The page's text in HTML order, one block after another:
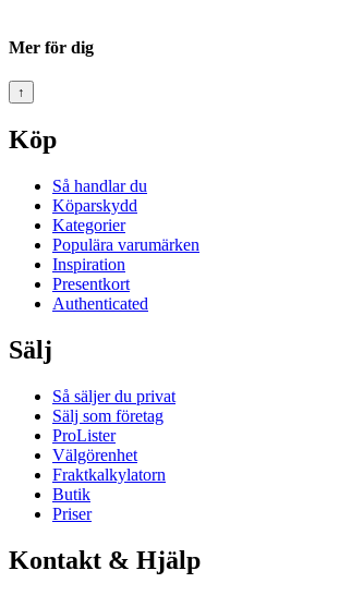
Mer för dig
↑
Köp
Så handlar du
Köparskydd
Kategorier
Populära varumärken
Inspiration
Presentkort
Authenticated
Sälj
Så säljer du privat
Sälj som företag
ProLister
Välgörenhet
Fraktkalkylatorn
Butik
Priser
Kontakt & Hjälp